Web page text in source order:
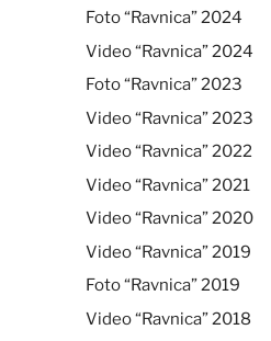
Foto “Ravnica” 2024
Video “Ravnica” 2024
Foto “Ravnica” 2023
Video “Ravnica” 2023
Video “Ravnica” 2022
Video “Ravnica” 2021
Video “Ravnica” 2020
Video “Ravnica” 2019
Foto “Ravnica” 2019
Video “Ravnica” 2018